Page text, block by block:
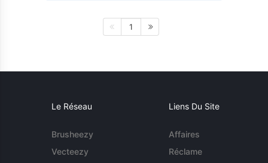
1
Le Réseau
Brusheezy
Vecteezy
Liens Du Site
Affaires
Réclame